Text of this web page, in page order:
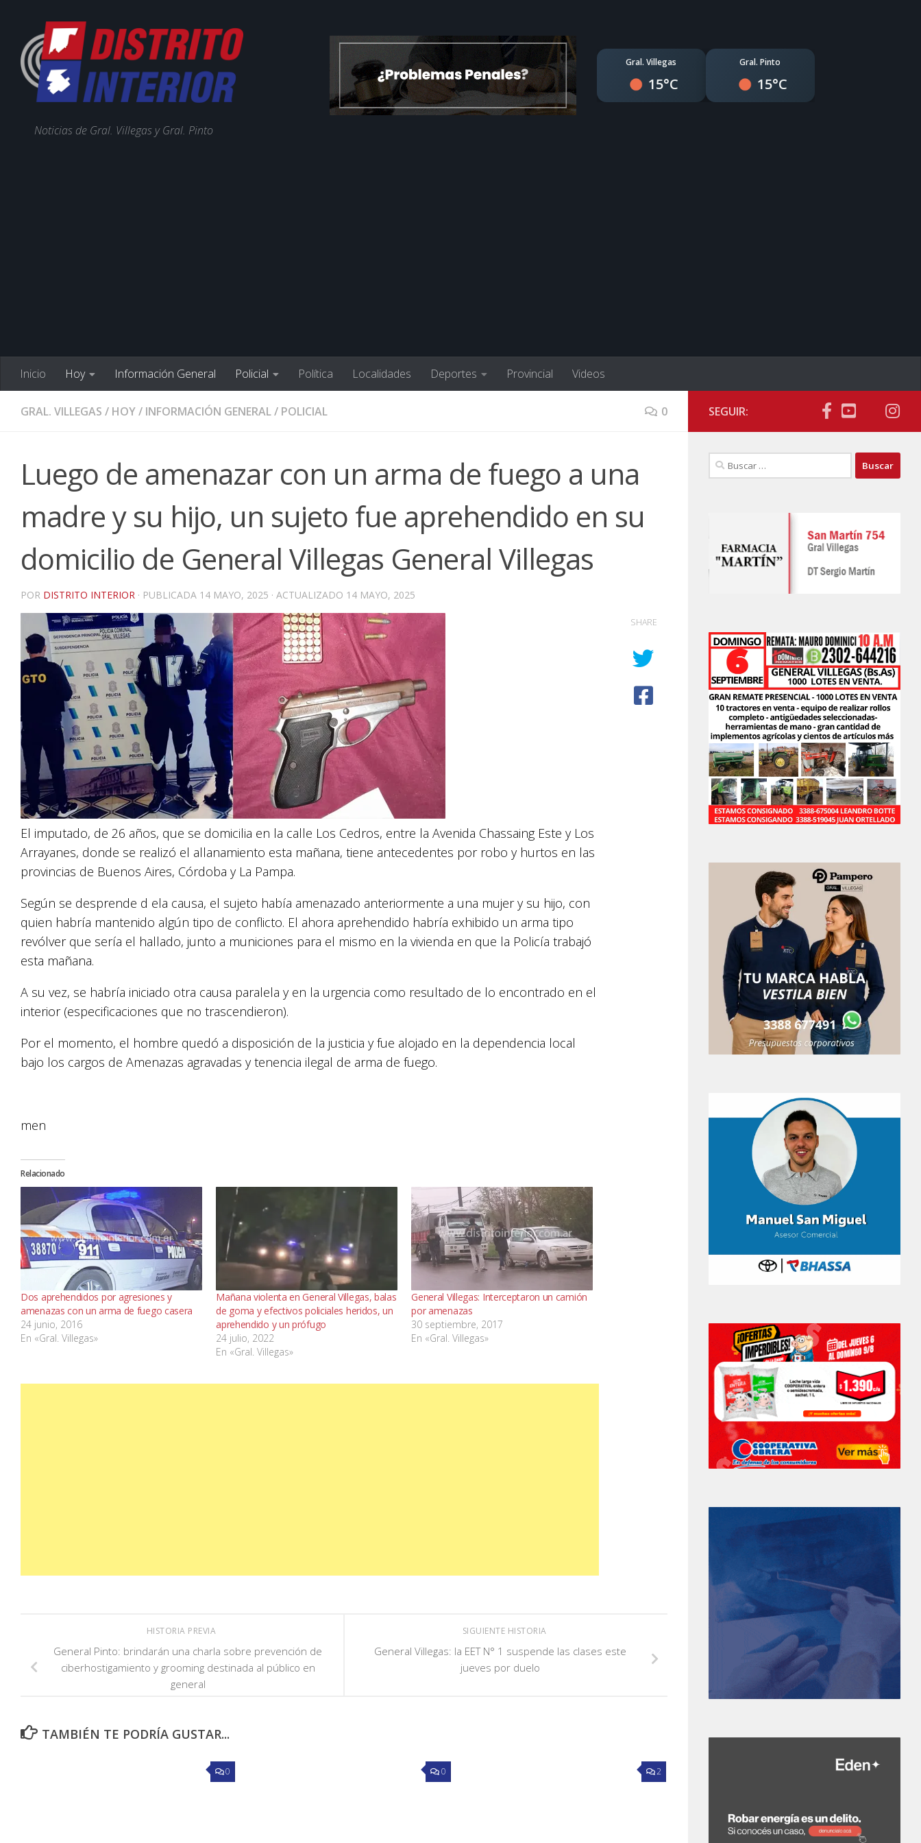
Noticias de Gral. Villegas y Gral. Pinto
Gral. Villegas
15°C
Gral. Pinto
15°C
Inicio Hoy Información General Policial Política Localidades Deportes Provincial Videos
GRAL. VILLEGAS / HOY/ INFORMACIÓN GENERAL/ POLICIAL 0
Luego de amenazar con un arma de fuego a una
madre y su hijo, un sujeto fue aprehendido en su
domicilio de General Villegas General Villegas
POR DISTRITO INTERIOR · PUBLICADA 14 MAYO, 2025 · ACTUALIZADO 14 MAYO, 2025
El imputado, de 26 años, que se domicilia en la calle Los Cedros, entre la Avenida Chassaing Este y Los
Arrayanes, donde se realizó el allanamiento esta mañana, tiene antecedentes por robo y hurtos en las
provincias de Buenos Aires, Córdoba y La Pampa.
Según se desprende d ela causa, el sujeto había amenazado anteriormente a una mujer y su hijo, con
quien habría mantenido algún tipo de conflicto. El ahora aprehendido habría exhibido un arma tipo
revólver que sería el hallado, junto a municiones para el mismo en la vivienda en que la Policía trabajó
esta mañana.
A su vez, se habría iniciado otra causa paralela y en la urgencia como resultado de lo encontrado en el
interior (especificaciones que no trascendieron).
Por el momento, el hombre quedó a disposición de la justicia y fue alojado en la dependencia local
bajo los cargos de Amenazas agravadas y tenencia ilegal de arma de fuego.
men
Relacionado
Dos aprehendidos por agresiones y
amenazas con un arma de fuego casera
24 junio, 2016
En «Gral. Villegas»
Mañana violenta en General Villegas, balas
de goma y efectivos policiales heridos, un
aprehendido y un prófugo
24 julio, 2022
En «Gral. Villegas»
General Villegas: Interceptaron un camión
por amenazas
30 septiembre, 2017
En «Gral. Villegas»
SHARE
SIGUIENTE HISTORIA
General Villegas: la EET N° 1 suspende las clases este
jueves por duelo
HISTORIA PREVIA
General Pinto: brindarán una charla sobre prevención de
ciberhostigamiento y grooming destinada al público en
general
TAMBIÉN TE PODRÍA GUSTAR...
0 0 2
SEGUIR:
Buscar: